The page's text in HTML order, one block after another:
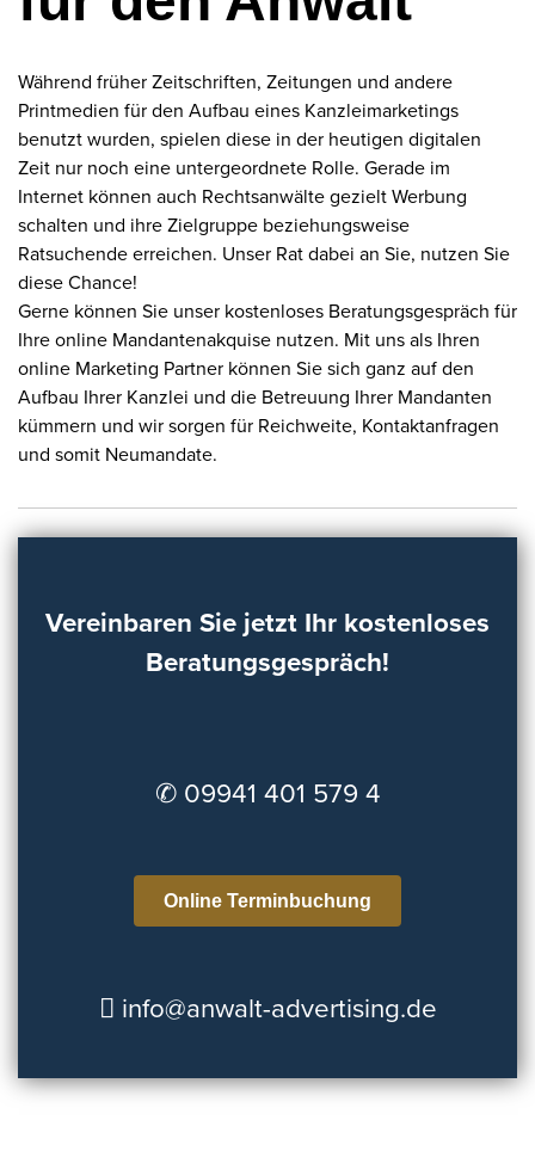
Während früher Zeitschriften, Zeitungen und andere
Printmedien für den Aufbau eines Kanzleimarketings
benutzt wurden, spielen diese in der heutigen digitalen
Zeit nur noch eine untergeordnete Rolle. Gerade im
Internet können auch Rechtsanwälte gezielt Werbung
schalten und ihre Zielgruppe beziehungsweise
Ratsuchende erreichen. Unser Rat dabei an Sie, nutzen Sie
diese Chance!
Gerne können Sie unser kostenloses Beratungsgespräch für
Ihre online Mandantenakquise nutzen. Mit uns als Ihren
online Marketing Partner können Sie sich ganz auf den
Aufbau Ihrer Kanzlei und die Betreuung Ihrer Mandanten
kümmern und wir sorgen für Reichweite, Kontaktanfragen
und somit Neumandate.
Vereinbaren Sie jetzt Ihr kostenloses
Beratungsgespräch!
✆ 09941 401 579 4
Online Terminbuchung
info@anwalt-advertising.de